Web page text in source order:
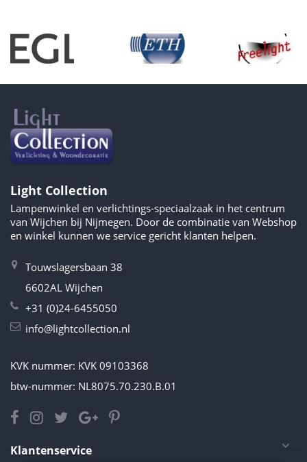
Light Collection
Lampenwinkel en verlichtings-speciaalzaak in het centrum
van Wijchen bij Nijmegen. Door de combinatie van Webshop
en winkel kunnen we service gericht klanten helpen.
Touwslagersbaan 38
6602AL Wijchen
+31 (0)24-6455050
info@lightcollection.nl
KVK nummer: KVK 09103368
btw-nummer: NL8075.70.230.B.01
Klantenservice